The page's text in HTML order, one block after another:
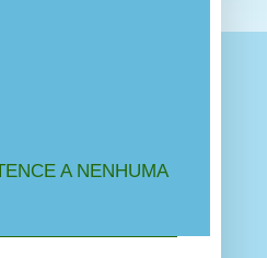
A NENHUMA